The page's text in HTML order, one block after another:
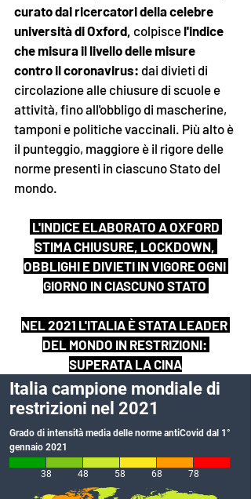
curato dai ricercatori della celebre
università di Oxford, colpisce l'indice
che misura il livello delle misure
contro il coronavirus: dai divieti di
circolazione alle chiusure di scuole e
attività, fino all'obbligo di mascherine,
tamponi e politiche vaccinali. Più alto è
il punteggio, maggiore è il rigore delle
norme presenti in ciascuno Stato del
mondo.
STIMA CHIUSURE, LOCKDOWN,
OBBLIGHI E DIVIETI IN VIGORE OGNI
GIORNO IN CIASCUNO STATO
NEL 2021 L'ITALIA È STATA LEADER
DEL MONDO IN RESTRIZIONI:
SUPERATA LA CINA